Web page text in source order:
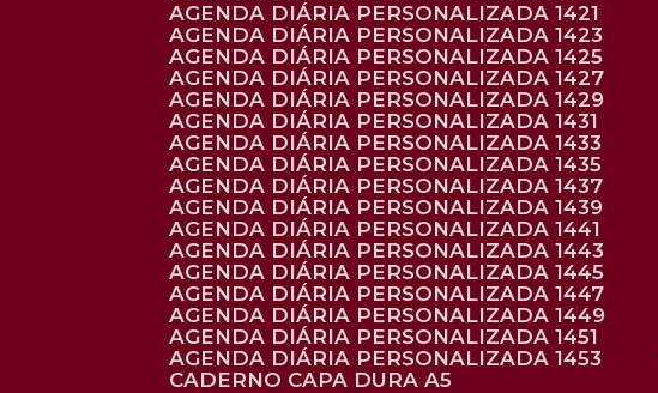
AGENDA DIÁRIA PERSONALIZADA 1421
AGENDA DIÁRIA PERSONALIZADA 1423
AGENDA DIÁRIA PERSONALIZADA 1425
AGENDA DIÁRIA PERSONALIZADA 1427
AGENDA DIÁRIA PERSONALIZADA 1429
AGENDA DIÁRIA PERSONALIZADA 1431
AGENDA DIÁRIA PERSONALIZADA 1433
AGENDA DIÁRIA PERSONALIZADA 1435
AGENDA DIÁRIA PERSONALIZADA 1437
AGENDA DIÁRIA PERSONALIZADA 1439
AGENDA DIÁRIA PERSONALIZADA 1441
AGENDA DIÁRIA PERSONALIZADA 1443
AGENDA DIÁRIA PERSONALIZADA 1445
AGENDA DIÁRIA PERSONALIZADA 1447
AGENDA DIÁRIA PERSONALIZADA 1449
AGENDA DIÁRIA PERSONALIZADA 1451
AGENDA DIÁRIA PERSONALIZADA 1453
CADERNO CAPA DURA A5